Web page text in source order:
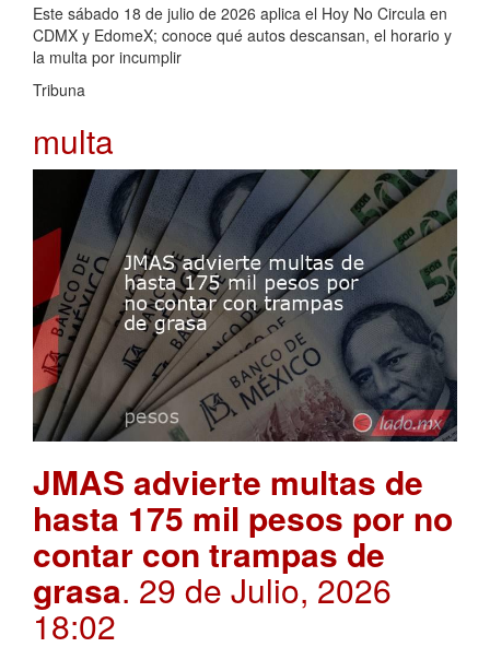
Este sábado 18 de julio de 2026 aplica el Hoy No Circula en
CDMX y EdomeX; conoce qué autos descansan, el horario y
la multa por incumplir
Tribuna
multa
JMAS advierte multas de
hasta 175 mil pesos por no
contar con trampas de
grasa. 29 de Julio, 2026
18:02